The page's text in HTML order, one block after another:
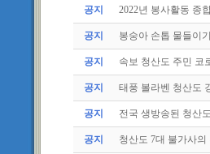
공지 2022년 봉사활동 종
공지 봉숭아 손톱 물들이
공지 속보 청산도 주민 코
공지 태풍 볼라벤 청산도
공지 전국 생방송된 청산
공지 청산도 7대 불가사의